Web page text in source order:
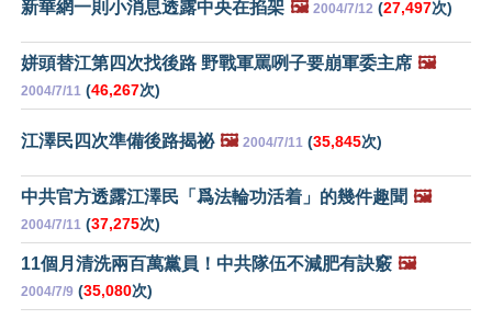
新華網一則小消息透露中央在掐架 🖼️ 2004/7/12 (27,497次)
姘頭替江第四次找後路 野戰軍罵咧子要崩軍委主席 🖼️
2004/7/11 (46,267次)
江澤民四次準備後路揭祕 🖼️ 2004/7/11 (35,845次)
中共官方透露江澤民「爲法輪功活着」的幾件趣聞 🖼️
2004/7/11 (37,275次)
11個月清洗兩百萬黨員！中共隊伍不減肥有訣竅 🖼️
2004/7/9 (35,080次)